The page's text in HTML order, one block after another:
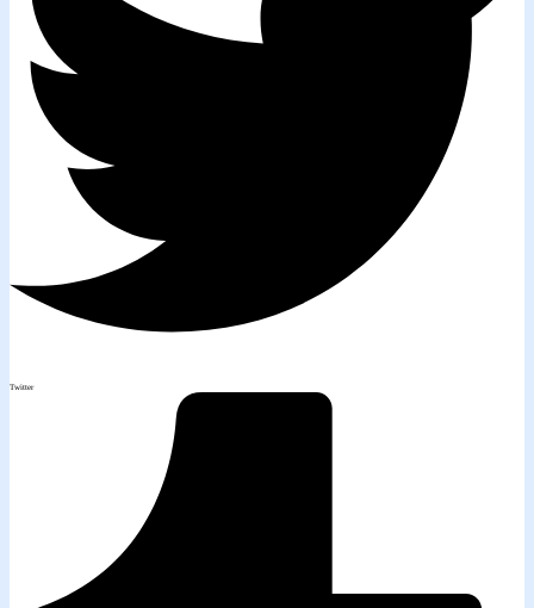
Twitter